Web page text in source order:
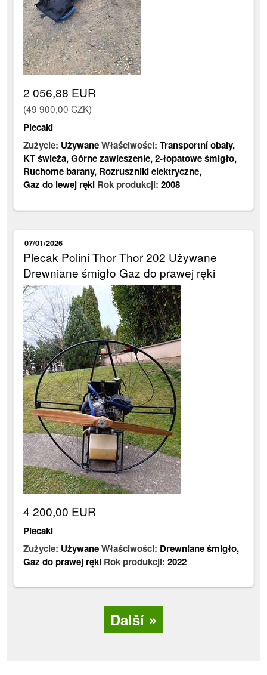
2 056,88 EUR
(49 900,00 CZK)
Plecaki
Zużycie: UżywaneWłaściwości:Transportní obaly,
KT świeża,Górne zawieszenie,2-łopatowe śmigło,
Ruchome barany, Rozruszniki elektryczne,
Gaz do lewej ręki Rok produkcji:2008
07/01/2026
Plecak Polini Thor Thor 202 Używane
Drewniane śmigło Gaz do prawej ręki
4 200,00 EUR
Plecaki
Zużycie: UżywaneWłaściwości: Drewniane śmigło,
Gaz do prawej ręki Rok produkcji:2022
Další